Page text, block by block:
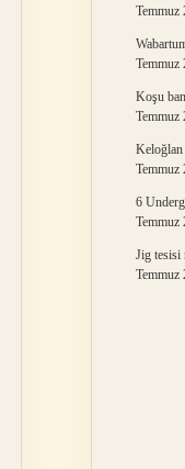
Temmuz
Temmuz
Koşu
Temmuz
Keloğlan
Temmuz
6
Temmuz
Jig tesisi
Temmuz